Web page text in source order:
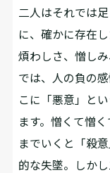
二人はそれでは
に、確かに存在
煩わしさ、憎し
では、人の負の
こに「悪意」と
ます。憎くて憎
までいくと「殺
的な失墜。しか